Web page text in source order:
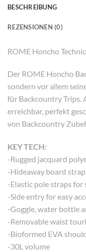
BESCHREIBUNG
REZENSIONEN (0)
ROME Honcho
Der ROME Honcho
sondern vor allem
für Backcountry Trips.
erreichbar, perfekt
von Backcountry
KEY TECH:
-Rugged jacquard
-Hideaway board
-Elastic pole straps
-Side entry for easy
-Goggle, water bottle
-Removable waist
-Bioformed EVA
-30L volume